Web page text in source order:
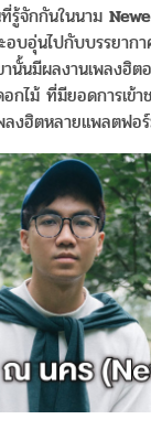
รู้จักกันในนาม
อบอุ่นไปกับบรรยาก
นั้นมีผลงานเพลงฮิต
กไม้ ที่มียอดการเข้
งฮิตหลายแพลตฟอร์